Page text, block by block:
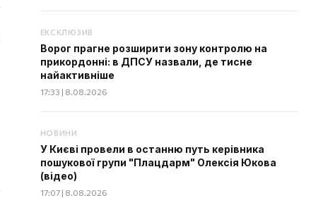
ЕКСКЛЮЗИВ
Ворог прагне розширити зону контролю на
прикордонні: в ДПСУ назвали, де тисне
найактивніше
17:33 | 8.08.2026
НОВИНИ
У Києві провели в останню путь керівника
пошукової групи "Плацдарм" Олексія Юкова
(відео)
17:07 | 8.08.2026